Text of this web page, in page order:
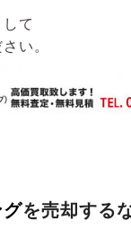
て
い。
グを売却する